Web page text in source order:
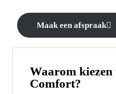
Maak een afspraak
Waarom
Comfort?